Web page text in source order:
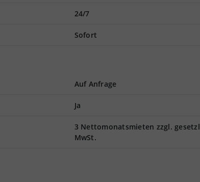
24/7
Sofort
Auf Anfrage
Ja
3 Nettomonatsmieten zzgl.
MwSt.